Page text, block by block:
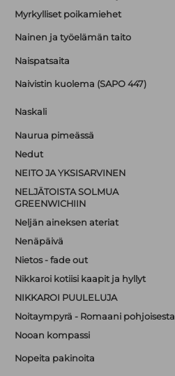
Myrkylliset poikamiehet
Nainen ja työelämän taito
Naispatsaita
Naivistin kuolema (SAPO 447)
Naskali
Naurua pimeässä
Nedut
NEITO JA YKSISARVINEN
NELJÄTOISTA SOLMUA
GREENWICHIIN
Neljän aineksen ateriat
Nenäpäivä
Nietos - fade out
Nikkaroi kotiisi kaapit ja hyllyt
NIKKAROI PUULELUJA
Noitaympyrä - Romaani pohjoisesta
Nooan kompassi
Nopeita pakinoita